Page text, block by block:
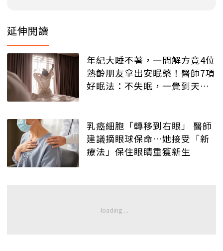
延伸閱讀
年紀大睡不著，一問解方竟4位
熟齡朋友拿出安眠藥！醫師7項
好眠法：不失眠，一覺到天
乳癌細胞「轉移到右眼」 醫師
建議摘眼球保命…她接受「新
療法」保住眼睛重獲新生